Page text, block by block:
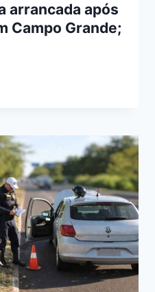
arrancada após
Campo Grande;